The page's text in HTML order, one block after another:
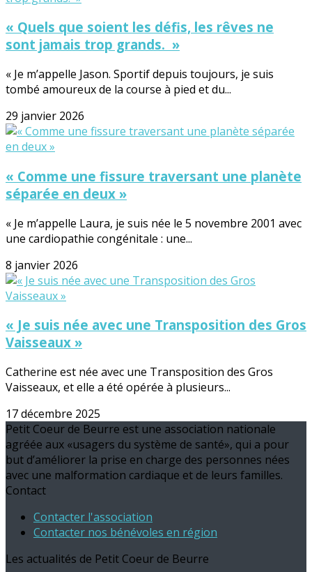
« Quels que soient les défis, les rêves ne
sont jamais trop grands. »
« Je m’appelle Jason. Sportif depuis toujours, je suis
tombé amoureux de la course à pied et du...
29 janvier 2026
« Comme une fissure traversant une planète
séparée en deux »
« Je m’appelle Laura, je suis née le 5 novembre 2001 avec
une cardiopathie congénitale : une...
8 janvier 2026
« Je suis née avec une Transposition des Gros
Vaisseaux »
Catherine est née avec une Transposition des Gros
Vaisseaux, et elle a été opérée à plusieurs...
17 décembre 2025
Petit Coeur de Beurre est une association nationale
agréée aux «usagers du système de santé», qui a pour
but d’améliorer la prise en charge des personnes nées
avec une malformation cardiaque et de leurs familles.
Contact
Contacter l'association
Contacter nos bénévoles en région
Les actualités de Petit Coeur de Beurre